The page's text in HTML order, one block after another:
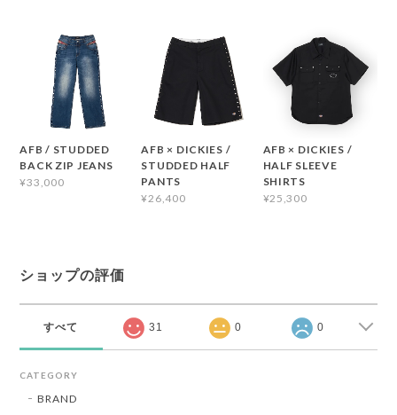
AFB / STUDDED
BACK ZIP JEANS
¥33,000
AFB × DICKIES /
STUDDED HALF
PANTS
¥26,400
AFB × DICKIES /
HALF SLEEVE
SHIRTS
¥25,300
ショップの評価
すべて 31 0 0
CATEGORY
BRAND